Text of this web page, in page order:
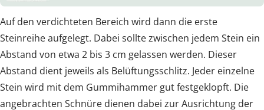
Auf den verdichteten Bereich wird dann die erste
Steinreihe aufgelegt. Dabei sollte zwischen jedem Stein ein
Abstand von etwa 2 bis 3 cm gelassen werden. Dieser
Abstand dient jeweils als Belüftungsschlitz. Jeder einzelne
Stein wird mit dem Gummihammer gut festgeklopft. Die
angebrachten Schnüre dienen dabei zur Ausrichtung der